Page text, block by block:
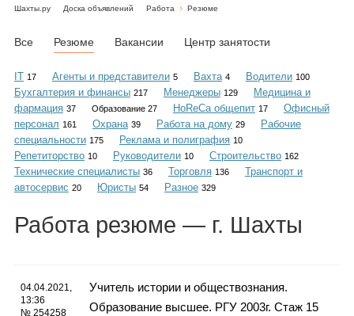
Объявления
Каталог
Шахты.ру Доска объявлений Работа Резюме
Все Резюме Вакансии Центр занятости
IT 17 Агенты и представители 5 Вахта 4 Водители 100
Бухгалтерия и финансы 217 Менеджеры 129
Медицина и
фармация 37 Образование 27 HoReCa общепит 17
Офисный
персонал 161 Охрана 39 Работа на дому 29
Рабочие
специальности 175 Реклама и полиграфия 10
Репетиторство 10 Руководители 10 Строительство 162
Технические специалисты 36 Торговля 136
Транспорт и
автосервис 20 Юристы 54 Разное 329
Работа резюме — г. Шахты
04.04.2021,
13:36
№ 254258
Учитель истории и обществознания.
Образование высшее. РГУ 2003г. Стаж 15